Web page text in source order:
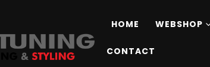
HOME WEBSHOP
CONTACT